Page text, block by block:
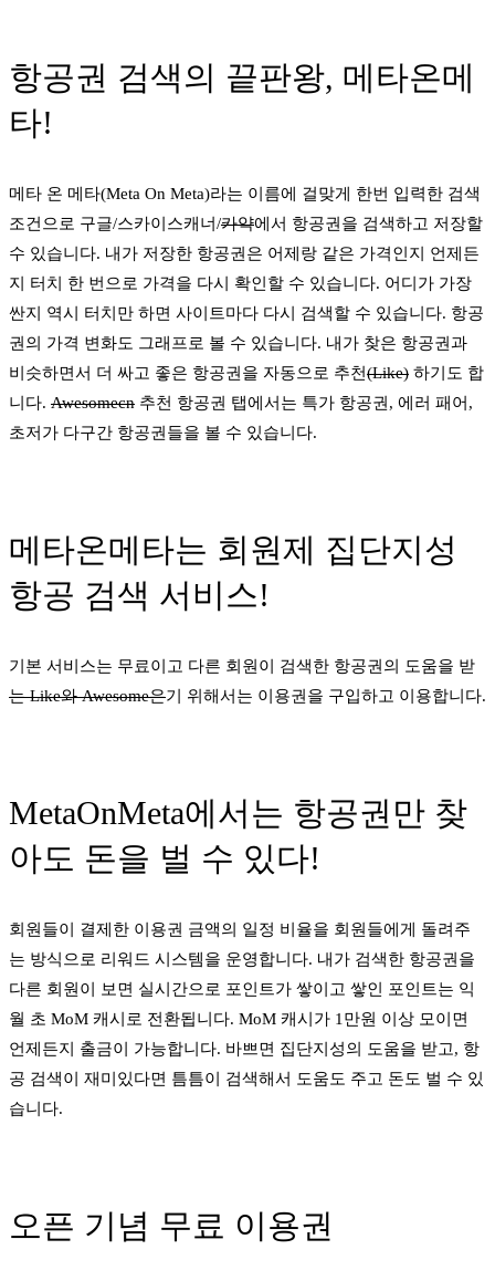
항공권 검색의 끝판왕, 메타온메
타!
메타 온 메타(Meta On Meta)라는 이름에 걸맞게 한번 입력한 검색
조건으로 구글/스카이스캐너/카약에서 항공권을 검색하고 저장할
수 있습니다. 내가 저장한 항공권은 어제랑 같은 가격인지 언제든
지 터치 한 번으로 가격을 다시 확인할 수 있습니다. 어디가 가장
싼지 역시 터치만 하면 사이트마다 다시 검색할 수 있습니다. 항공
권의 가격 변화도 그래프로 볼 수 있습니다. 내가 찾은 항공권과
비슷하면서 더 싸고 좋은 항공권을 자동으로 추천(Like) 하기도 합
니다. Awesomecn 추천 항공권 탭에서는 특가 항공권, 에러 패어,
초저가 다구간 항공권들을 볼 수 있습니다.
메타온메타는 회원제 집단지성
항공 검색 서비스!
기본 서비스는 무료이고 다른 회원이 검색한 항공권의 도움을 받
는 Like와 Awesome은기 위해서는 이용권을 구입하고 이용합니다.
MetaOnMeta에서는 항공권만 찾
아도 돈을 벌 수 있다!
회원들이 결제한 이용권 금액의 일정 비율을 회원들에게 돌려주
는 방식으로 리워드 시스템을 운영합니다. 내가 검색한 항공권을
다른 회원이 보면 실시간으로 포인트가 쌓이고 쌓인 포인트는 익
월 초 MoM 캐시로 전환됩니다. MoM 캐시가 1만원 이상 모이면
언제든지 출금이 가능합니다. 바쁘면 집단지성의 도움을 받고, 항
공 검색이 재미있다면 틈틈이 검색해서 도움도 주고 돈도 벌 수 있
습니다.
오픈 기념 무료 이용권